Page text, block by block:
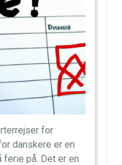
for
danskere er en
på. Det er en